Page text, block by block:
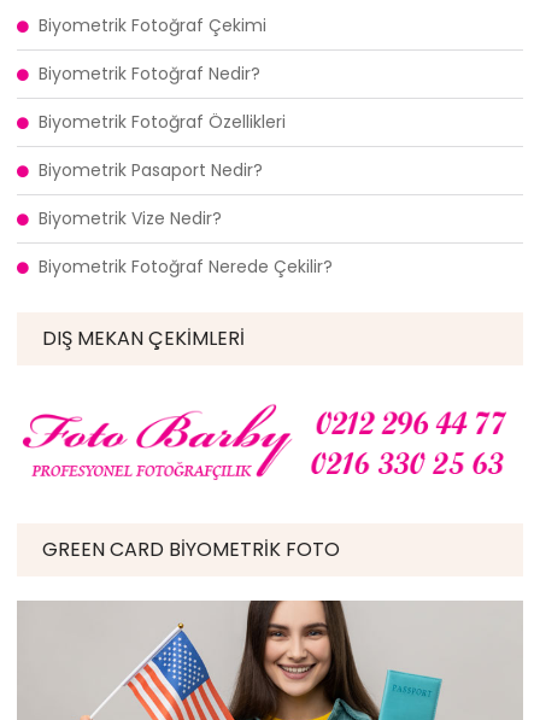
Biyometrik Fotoğraf Çekimi
Biyometrik Fotoğraf Nedir?
Biyometrik Fotoğraf Özellikleri
Biyometrik Pasaport Nedir?
Biyometrik Vize Nedir?
Biyometrik Fotoğraf Nerede Çekilir?
DIŞ MEKAN ÇEKIMLERI
GREEN CARD BIYOMETRIK FOTO